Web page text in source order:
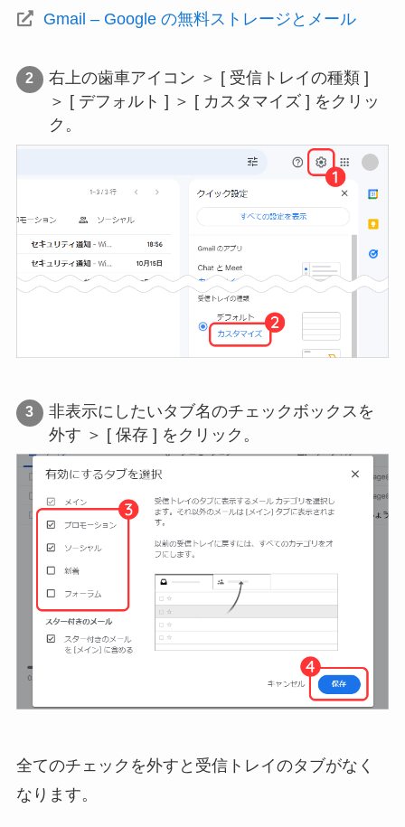
Gmail – Google の無料ストレージとメール
右上の歯車アイコン ＞ [ 受信トレイの種類 ]
＞ [ デフォルト ] ＞ [ カスタマイズ ] をクリッ
ク。
非表示にしたいタブ名のチェックボックスを
外す ＞ [ 保存 ] をクリック。
全てのチェックを外すと受信トレイのタブがなく
なります。